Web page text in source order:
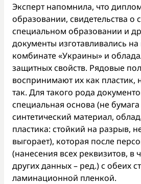
Эксперт напомнила, что
образовании, свидетельства о
специальном образовании и
документы изготавливались
комбинате «Украины» и
защитных свойств. Рядовые
воспринимают их как пластик,
так. Для такого рода
специальная основа (не
синтетический материал,
пластика: стойкий на разрыв,
выгорает), которая после
(нанесения всех реквизитов, в
других данных – ред.) с обеих
ламинационной пленкой.